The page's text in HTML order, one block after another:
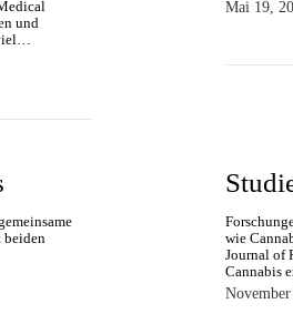
und
Mai 19,
beiden
wie
Journal of
Cannabis